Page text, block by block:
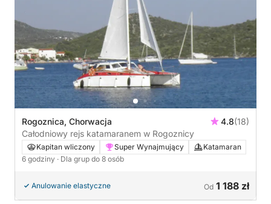
Rogoznica, Chorwacja 4.8(18)
Całodniowy rejs katamaranem w Rogoznicy
Kapitan wliczony Super Wynajmujący
Katamaran
6 godziny · Dla grup do 8 osób
Anulowanie elastyczne Od 1 188 zł